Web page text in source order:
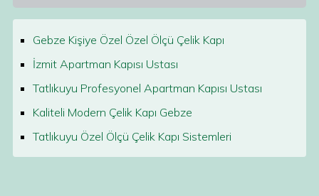
Gebze Kişiye Özel Özel Ölçü Çelik Kapı
İzmit Apartman Kapısı Ustası
Tatlıkuyu Profesyonel Apartman Kapısı Ustası
Kaliteli Modern Çelik Kapı Gebze
Tatlıkuyu Özel Ölçü Çelik Kapı Sistemleri